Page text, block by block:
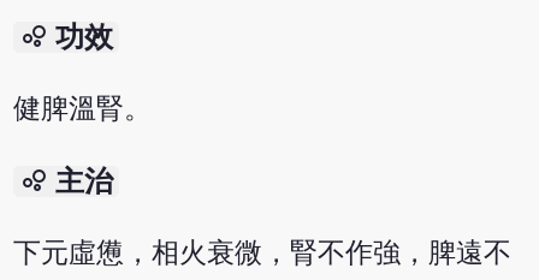
bubble_chart 功效
健脾溫腎。
bubble_chart 主治
下元虛憊，相火衰微，腎不作強，脾遠不